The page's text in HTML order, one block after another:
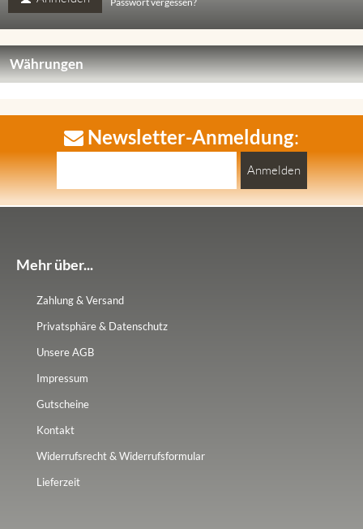
Währungen
Newsletter-Anmeldung
Anmelden
Mehr über...
Zahlung & Versand
Privatsphäre & Datenschutz
Unsere AGB
Impressum
Gutscheine
Kontakt
Widerrufsrecht & Widerrufsformular
Lieferzeit